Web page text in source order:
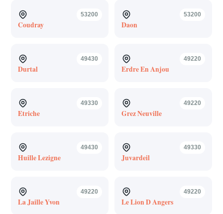
53200
Coudray
53200
Daon
49430
Durtal
49220
Erdre En Anjou
49330
Etriche
49220
Grez Neuville
49430
Huille Lezigne
49330
Juvardeil
49220
La Jaille Yvon
49220
Le Lion D Angers